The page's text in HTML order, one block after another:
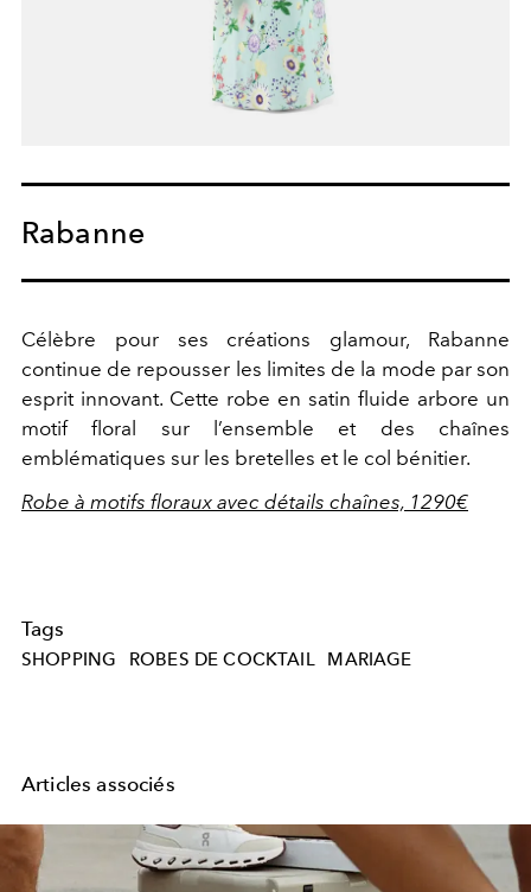
Rabanne
Célèbre pour ses créations glamour, Rabanne
continue de repousser les limites de la mode par son
esprit innovant. Cette robe en satin fluide arbore un
motif floral sur l’ensemble et des chaînes
emblématiques sur les bretelles et le col bénitier.
Robe à motifs floraux avec détails chaînes, 1290€
Tags
SHOPPING ROBES DE COCKTAIL MARIAGE
Articles associés